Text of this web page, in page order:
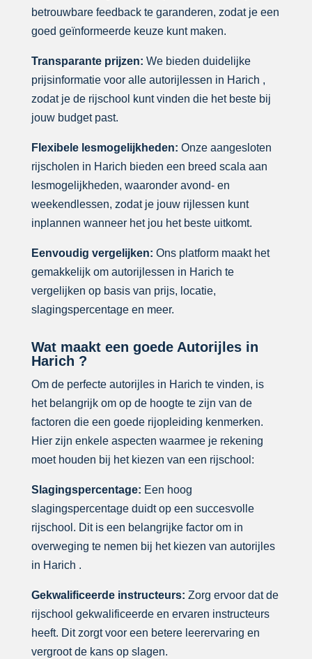
betrouwbare feedback te garanderen, zodat je een
goed geïnformeerde keuze kunt maken.
Transparante prijzen: We bieden duidelijke
prijsinformatie voor alle autorijlessen in Harich ,
zodat je de rijschool kunt vinden die het beste bij
jouw budget past.
Flexibele lesmogelijkheden: Onze aangesloten
rijscholen in Harich bieden een breed scala aan
lesmogelijkheden, waaronder avond- en
weekendlessen, zodat je jouw rijlessen kunt
inplannen wanneer het jou het beste uitkomt.
Eenvoudig vergelijken: Ons platform maakt het
gemakkelijk om autorijlessen in Harich te
vergelijken op basis van prijs, locatie,
slagingspercentage en meer.
Wat maakt een goede Autorijles in
Harich ?
Om de perfecte autorijles in Harich te vinden, is
het belangrijk om op de hoogte te zijn van de
factoren die een goede rijopleiding kenmerken.
Hier zijn enkele aspecten waarmee je rekening
moet houden bij het kiezen van een rijschool:
Slagingspercentage: Een hoog
slagingspercentage duidt op een succesvolle
rijschool. Dit is een belangrijke factor om in
overweging te nemen bij het kiezen van autorijles
in Harich .
Gekwalificeerde instructeurs: Zorg ervoor dat de
rijschool gekwalificeerde en ervaren instructeurs
heeft. Dit zorgt voor een betere leerervaring en
vergroot de kans op slagen.